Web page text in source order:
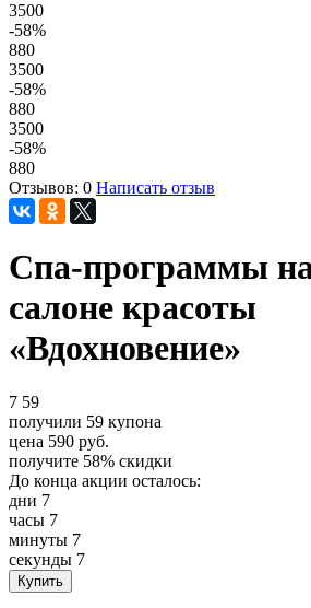
3500
-58%
880
3500
-58%
880
3500
-58%
880
Отзывов: 0 Написать отзыв
Спа-программы
салоне красоты
«Вдохновение»
7 59
получили 59 купона
цена 590 руб.
получите 58% скидки
До конца акции осталось:
дни 7
часы 7
минуты 7
секунды 7